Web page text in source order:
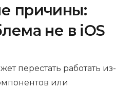
причины:
не в iOS
перестать работать из-
или